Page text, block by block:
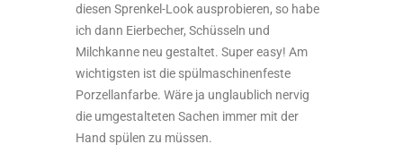
diesen Sprenkel-Look ausprobieren, so habe
ich dann Eierbecher, Schüsseln und
Milchkanne neu gestaltet. Super easy! Am
wichtigsten ist die spülmaschinenfeste
Porzellanfarbe. Wäre ja unglaublich nervig
die umgestalteten Sachen immer mit der
Hand spülen zu müssen.